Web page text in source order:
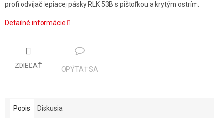
profi odvíjač lepiacej pásky RLK 53B s pištoľkou a krytým ostrím.
Detailné informácie
ZDIEĽAŤ
OPÝTAŤ SA
Popis Diskusia